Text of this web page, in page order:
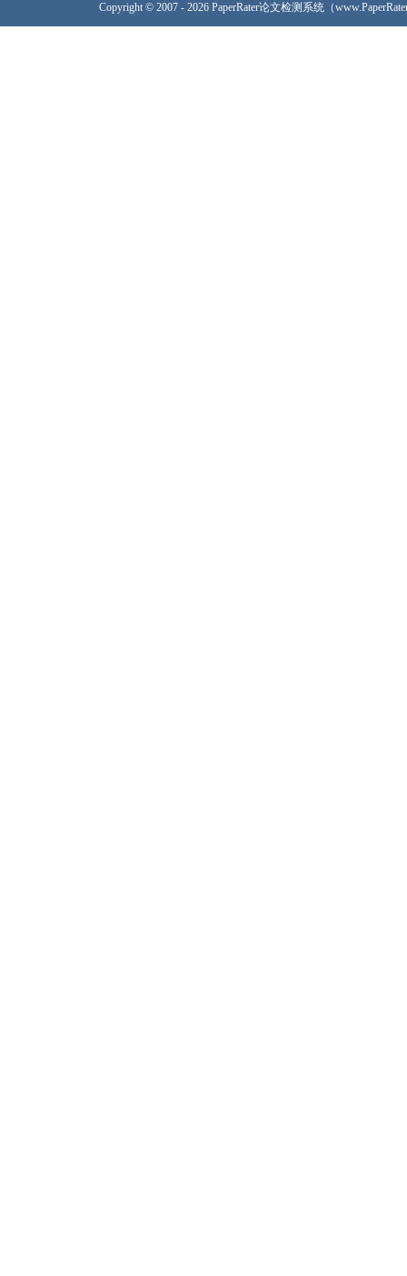
Copyright © 2007 - 2026 PaperRater论文检测系统（